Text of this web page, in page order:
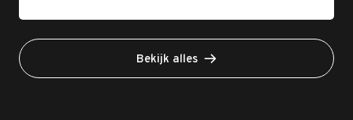
Bekijk alles